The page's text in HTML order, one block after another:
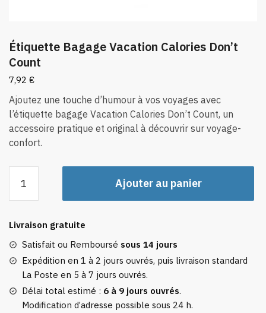
Étiquette Bagage Vacation Calories Don’t
Count
7,92 €
Ajoutez une touche d’humour à vos voyages avec
l’étiquette bagage Vacation Calories Don’t Count, un
accessoire pratique et original à découvrir sur voyage-
confort.
Étiquette
Vacation
Calories
Don't
Count
Ajouter au panier
Livraison gratuite
Satisfait ou Remboursé sous 14 jours
Expédition en 1 à 2 jours ouvrés, puis livraison standard
La Poste en 5 à 7 jours ouvrés.
Délai total estimé : 6 à 9 jours ouvrés.
Modification d’adresse possible sous 24 h.